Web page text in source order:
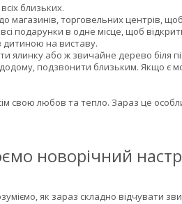
близьких.
магазинів, торговельних центрів,
подарунки в одне місце, щоб
дитиною на виставу.
ялинку або ж звичайне дерево біля
подзвонити близьким. Якщо є
свою любов та тепло. Зараз це
новорічний
як зараз складно відчувати